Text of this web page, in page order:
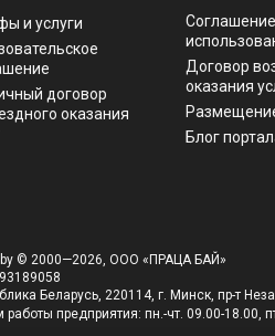
и услуги
договор
оказания
Договор
оказания
Блог
© 2000—2026, ООО «ПРАЦА БАЙ»
Беларусь, 220114, г. Минск, пр-т
работы предприятия: пн.-чт. 09.00-18.00,